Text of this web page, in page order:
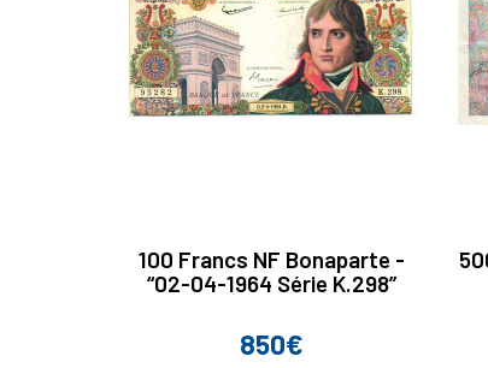
100 Francs NF Bonaparte -
“02-04-1964 Série K.298”
Prix
850€